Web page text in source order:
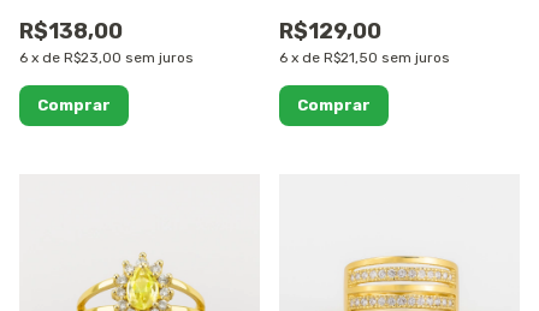
R$138,00
6 x de R$23,00 sem juros
Comprar
R$129,00
6 x de R$21,50 sem juros
Comprar